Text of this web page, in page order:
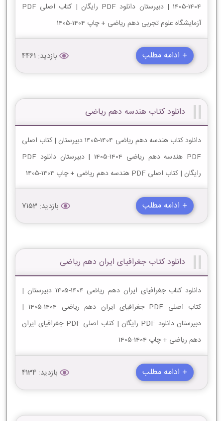
1404-1405 | دبیرستان دانلود PDF رایگان | کتاب اصلی PDF
آزمایشگاه علوم تجربی دهم ریاضی + چاپ 1404-1405
+ ادامه مطلب بازدید: 4461
دانلود کتاب هندسه دهم ریاضی
دانلود کتاب هندسه دهم ریاضی 1404-1405 دبیرستان | کتاب اصلی
PDF هندسه دهم ریاضی 1404-1405 | دبیرستان دانلود PDF
رایگان | کتاب اصلی PDF هندسه دهم ریاضی + چاپ 1404-1405
+ ادامه مطلب بازدید: 7153
دانلود کتاب جغرافیای ایران دهم ریاضی
دانلود کتاب جغرافیای ایران دهم ریاضی 1404-1405 دبیرستان |
کتاب اصلی PDF جغرافیای ایران دهم ریاضی 1404-1405 |
دبیرستان دانلود PDF رایگان | کتاب اصلی PDF جغرافیای ایران
دهم ریاضی + چاپ 1404-1405
+ ادامه مطلب بازدید: 4134